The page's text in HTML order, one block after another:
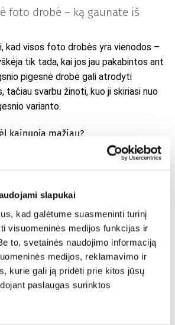
slapukai
kad galėtume suasmeninti turinį
visuomeninės medijos funkcijas ir
to, svetainės naudojimo informaciją
medijos, reklamavimo ir
kurie gali ją pridėti prie kitos jūsų
paslaugas surinktos
foto drobė – ką gaunate iš
kad visos foto drobės yra vienodos –
tik tada, kai jos jau pakabintos ant
pigesnė drobė gali atrodyti
tačiau svarbu žinoti, kuo ji skiriasi nuo
varianto.
kainuoja mažiau?
kokybė.
Pigiose drobėse dažnai
būna išblukusios ar net
plonai austas audinys
tekstūros, o esant temperatūros
su brangesnėmis alternatyvomis,
iš minkštos ar drėgmei neatsparios